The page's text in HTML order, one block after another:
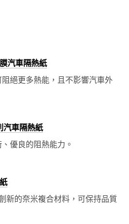
汽車隔熱紙
絕更多熱能，且不影響汽車外
車隔熱紙
優良的阻熱能力。
新的奈米複合材料，可保持品質